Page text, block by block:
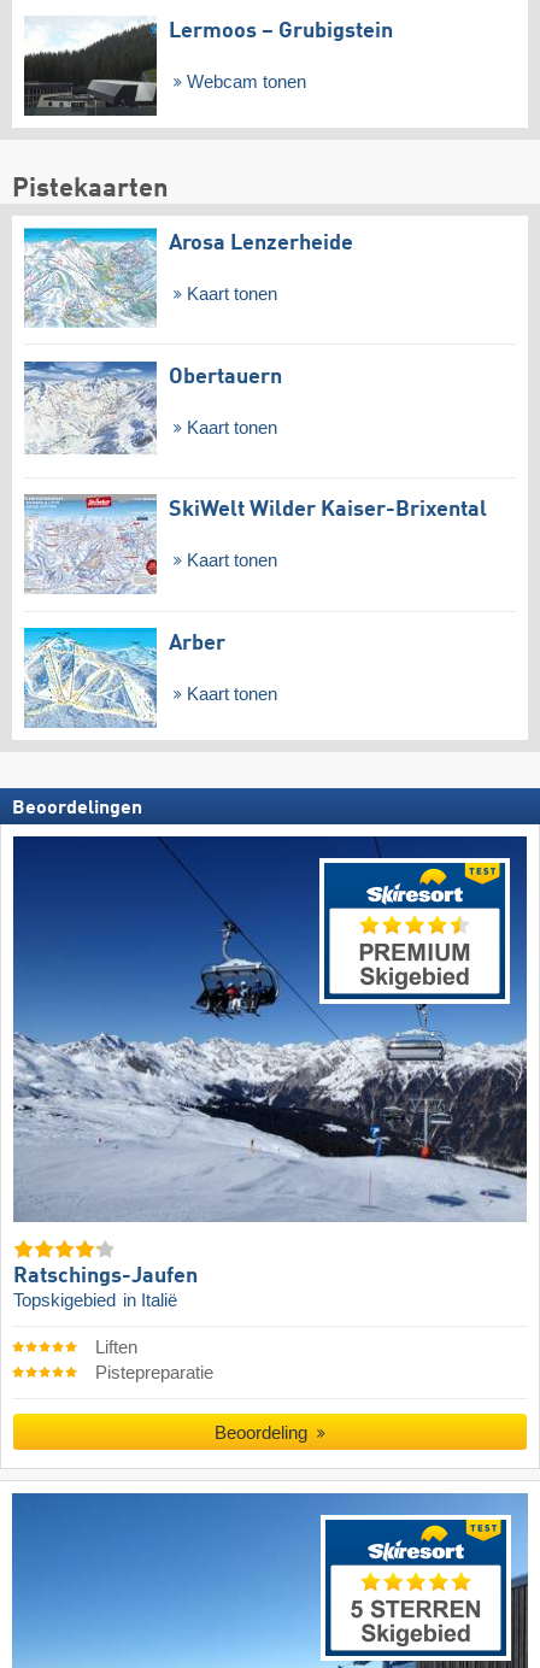
Lermoos – Grubigstein
Webcam tonen
Pistekaarten
Arosa Lenzerheide
Kaart tonen
Obertauern
Kaart tonen
SkiWelt Wilder Kaiser-Brixental
Kaart tonen
Arber
Kaart tonen
Beoordelingen
Ratschings-Jaufen
Topskigebied in Italië
Liften
Pistepreparatie
Beoordeling